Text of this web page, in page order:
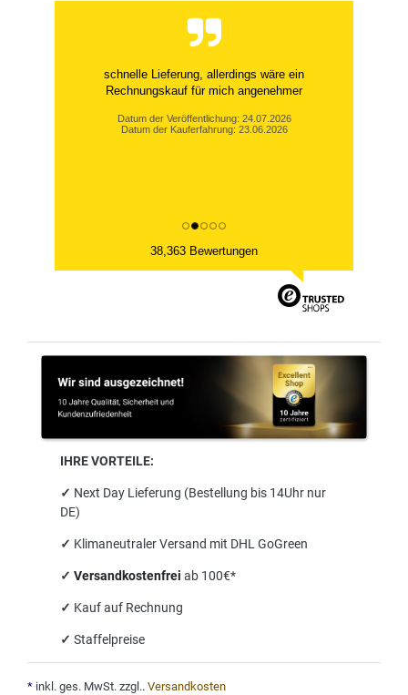
schnelle Lieferung, allerdings wäre ein
Rechnungskauf für mich angenehmer
Datum der Veröffentlichung: 24.07.2026
Datum der Kauferfahrung: 23.06.2026
38,363 Bewertungen
IHRE VORTEILE:
✓ Next Day Lieferung (Bestellung bis 14Uhr nur
DE)
✓ Klimaneutraler Versand mit DHL GoGreen
✓ Versandkostenfrei ab 100€*
✓ Kauf auf Rechnung
✓ Staffelpreise
* inkl. ges. MwSt. zzgl.. Versandkosten